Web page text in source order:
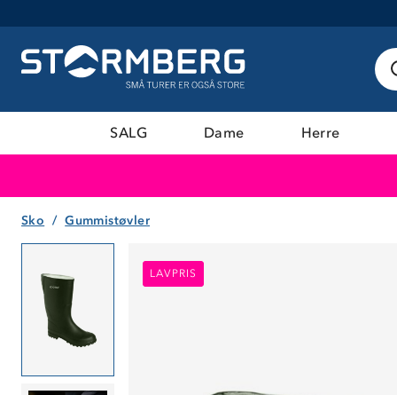
SALG Dame Herre
Sko Gummistøvler
LAVPRIS
LAVPRIS